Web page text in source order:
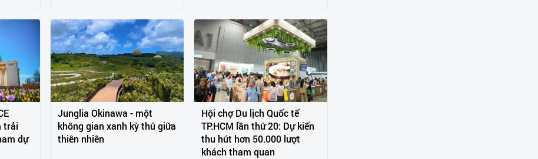
trải
dự
Junglia Okinawa - một
không gian xanh kỳ thú giữa
thiên nhiên
Hội chợ Du lịch Quốc tế
TP.HCM lần thứ 20: Dự kiến
thu hút hơn 50.000 lượt
khách tham quan